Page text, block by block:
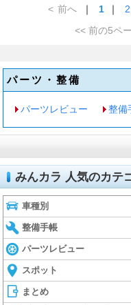
< 前へ ｜ 1 ｜ 2
<< 前の5ペ
パーツ・整備
パーツレビュー 整備
みんカラ 人気のカテ
車種別
整備手帳
パーツレビュー
スポット
まとめ